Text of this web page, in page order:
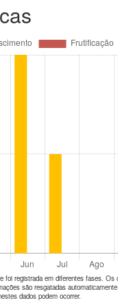
foi registrada em diferentes fases.
são resgatadas
dados podem ocorrer.